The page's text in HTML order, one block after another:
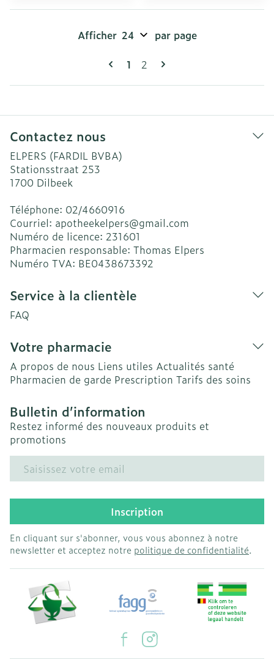
Pages
Vous lisez actuellement la
1 Page
2
Afficher par page
Contactez nous
ELPERS (FARDIL BVBA)
Stationsstraat 253
1700 Dilbeek
Téléphone: 02/4660916
Courriel: apotheekelpers@gmail.com
Numéro de licence: 231601
Pharmacien responsable: Thomas Elpers
Numéro TVA: BE0438673392
Service à la clientèle
FAQ
Votre pharmacie
A propos de nous Liens utiles Actualités santé
Pharmacien de garde Prescription Tarifs des soins
Bulletin d’information
Restez informé des nouveaux produits et
promotions
Adresse mail
Inscription
En cliquant sur s'abonner, vous vous abonnez à notre
newsletter et acceptez notre politique de confidentialité.